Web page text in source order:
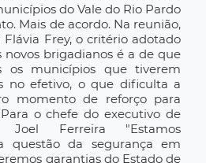
do Vale do Rio Pardo
Mais de acordo. Na reunião,
Frey, o critério adotado
novos brigadianos é a de que
os municípios que tiverem
no efetivo, o que dificulta a
momento de reforço para
o chefe do executivo de
Joel Ferreira "Estamos
questão da segurança em
garantias do Estado de